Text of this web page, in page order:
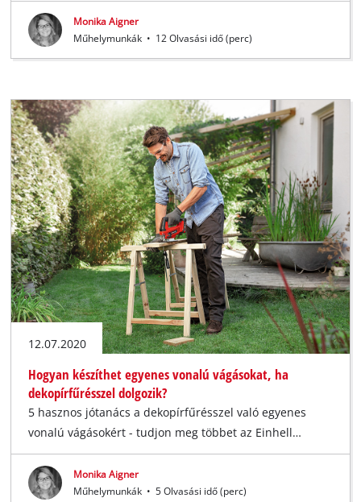
Monika Aigner
Műhelymunkák • 12 Olvasási idő (perc)
12.07.2020
Hogyan készíthet egyenes vonalú vágásokat, ha
dekopírfűrésszel dolgozik?
5 hasznos jótanács a dekopírfűrésszel való egyenes
vonalú vágásokért - tudjon meg többet az Einhell…
Monika Aigner
Műhelymunkák • 5 Olvasási idő (perc)